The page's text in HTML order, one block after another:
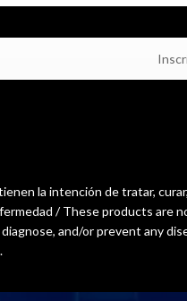
la intención de tratar, curar,
/ These products are
and/or prevent any